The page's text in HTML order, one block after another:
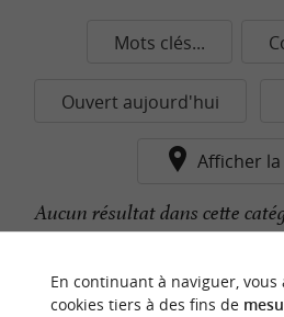
Mots clés...
Ouvert aujourd'hui
Afficher
Aucun résultat dans cette
En continuant à naviguer,
cookies tiers à des fins de